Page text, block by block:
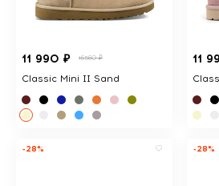
11 990 ₽ 16560 ₽
Classic Mini II Sand
11
-28% -28%